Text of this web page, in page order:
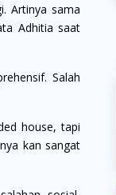
Artinya sama
Adhitia saat
Salah
house, tapi
kan sangat